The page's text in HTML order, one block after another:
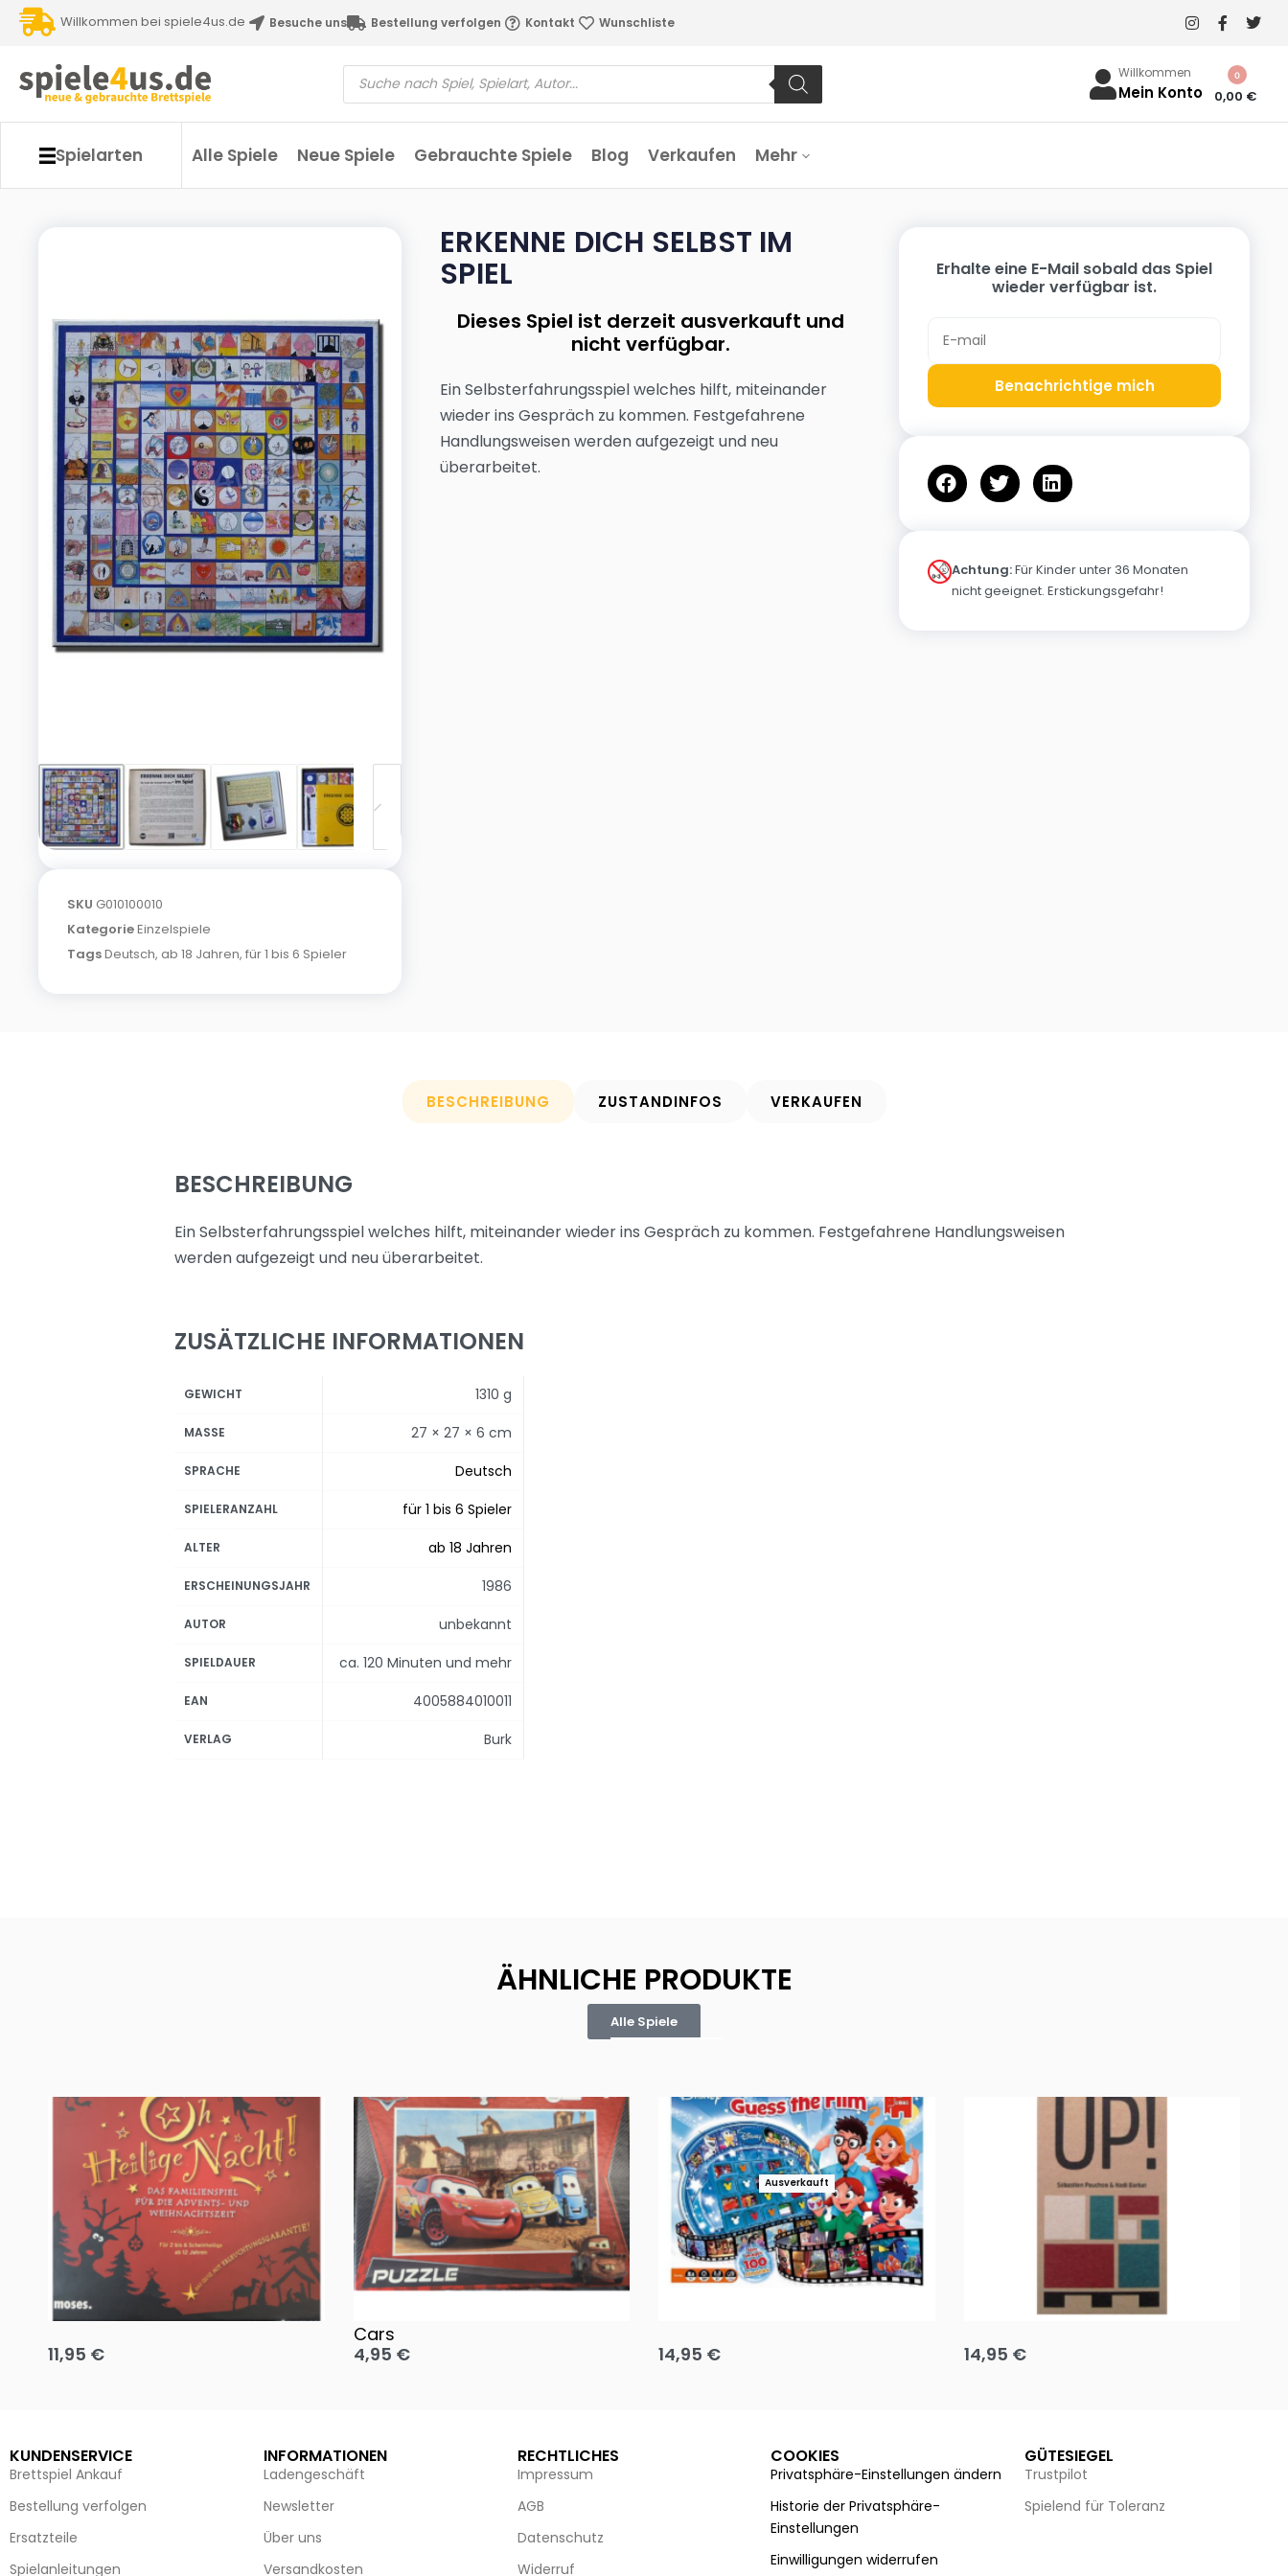
Willkommen bei spiele4us.de Besuche uns Bestellung verfolgen Kontakt Wunschliste
Willkommen
Mein Konto 0,00 €
0
Spielarten Alle Spiele Neue Spiele Gebrauchte Spiele Blog Verkaufen Mehr
SKU G010100010
KategorieEinzelspiele
TagsDeutsch, ab 18 Jahren, für 1 bis 6 Spieler
ERKENNE DICH SELBST IM
SPIEL
Dieses Spiel ist derzeit ausverkauft und
nicht verfügbar.
Ein Selbsterfahrungsspiel welches hilft, miteinander
wieder ins Gespräch zu kommen. Festgefahrene
Handlungsweisen werden aufgezeigt und neu
überarbeitet.
Erhalte eine E-Mail sobald das Spiel
wieder verfügbar ist.
Benachrichtige mich
Achtung:Für Kinder unter 36 Monaten
nicht geeignet. Erstickungsgefahr!
BESCHREIBUNG ZUSTANDINFOS VERKAUFEN
BESCHREIBUNG
Ein Selbsterfahrungsspiel welches hilft, miteinander wieder ins Gespräch zu kommen. Festgefahrene Handlungsweisen
werden aufgezeigt und neu überarbeitet.
ZUSÄTZLICHE INFORMATIONEN
GEWICHT 1310 g
MASSE 27 × 27 × 6 cm
SPRACHE Deutsch
SPIELERANZAHL für 1 bis 6 Spieler
ALTER ab 18 Jahren
ERSCHEINUNGSJAHR 1986
AUTOR unbekannt
SPIELDAUER ca. 120 Minuten und mehr
EAN 4005884010011
VERLAG Burk
ÄHNLICHE PRODUKTE
Alle Spiele
Oh, heilige Nacht!
11,95 €
Cars
4,95 €
Ausverkauft
14,95 €
Team up
14,95 €
KUNDENSERVICE
Brettspiel Ankauf
Bestellung verfolgen
Ersatzteile
Spielanleitungen
INFORMATIONEN
Ladengeschäft
Newsletter
Über uns
Versandkosten
RECHTLICHES
Impressum
AGB
Datenschutz
Widerruf
COOKIES
Privatsphäre-Einstellungen ändern
Historie der Privatsphäre-
Einstellungen
Einwilligungen widerrufen
GÜTESIEGEL
Trustpilot
Spielend für Toleranz